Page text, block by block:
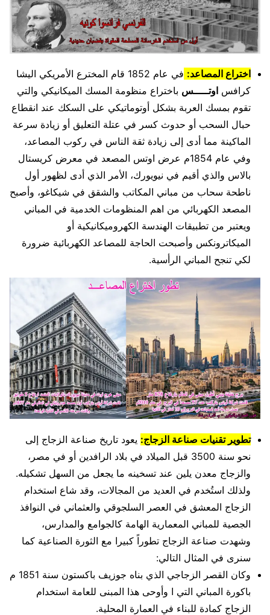
اختراع المصاعد:
في عام 1852 قام المخترع الأمريكي اليشا
كرافس اوتـــــس باختراع منظومة المسك الميكانيكي والتي
تقوم بمسك العربة بشكل أوتوماتيكي على السكك عند انقطاع
حبال السحب أو حدوث كسر في عتلة التعليق أو زيادة سرعة
الماكينة مما أدى إلى زيادة ثقة الناس في ركوب المصاعد،
وفي عام 1854م عرض اوتس المصعد في معرض كريستال
بالاس والذي أقيم في نيويورك، الأمر الذي أدى لظهور أول
ناطحة سحاب من مباني المكاتب والشقق في شيكاغو، وأصبح
المصعد الكهربائي من اهم المنظومات الخدمية في المباني
ويعتبر من تطبيقات الهندسة الكهروميكانيكية أو
الميكاترونكس وأصبحت الحاجة للمصاعد الكهربائية ضرورة
لكي تنجح المباني الرأسية.
تطوير تقنيات صناعة الزجاج: يعود تاريخ صناعة الزجاج إلى
نحو سنة 3500 قبل الميلاد في بلاد الرافدين أو في مصر،
والزجاج معدن يلين عند تسخينه ما يجعل من السهل تشكيله.
ولذلك استُخدم في العديد من المجالات، وقد شاع استخدام
الزجاج المعشق في العصر السلجوقي والعثماني في النوافذ
الجصية للمباني المعمارية الهامة كالجوامع والمدارس،
وشهدت صناعة الزجاج تطوراً كبيرا مع الثورة الصناعية كما
سنرى في المثال التالي:
وكان القصر الزجاجي الذي بناه جوزيف باكستون سنة 1851 م
باكورة المباني التي ا وأوحى هذا المبنى للعامة استخدام
الزجاج كمادة للبناء في العمارة المحلية.